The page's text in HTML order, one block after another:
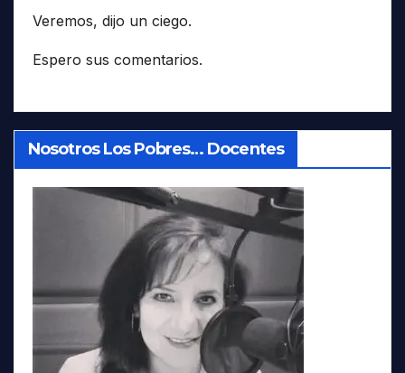
Veremos, dijo un ciego.
Espero sus comentarios.
Nosotros Los Pobres… Docentes